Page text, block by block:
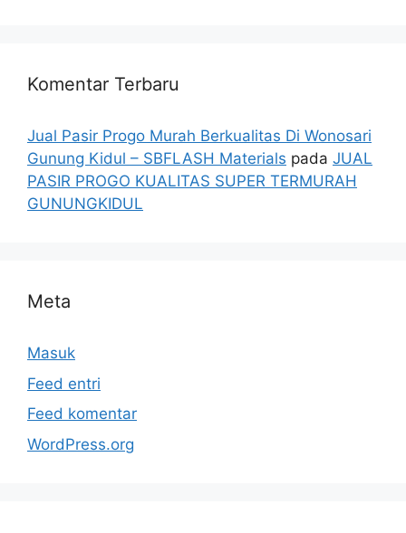
Komentar Terbaru
Jual Pasir Progo Murah Berkualitas Di Wonosari
Gunung Kidul – SBFLASH Materials pada JUAL
PASIR PROGO KUALITAS SUPER TERMURAH
GUNUNGKIDUL
Meta
Masuk
Feed entri
Feed komentar
WordPress.org